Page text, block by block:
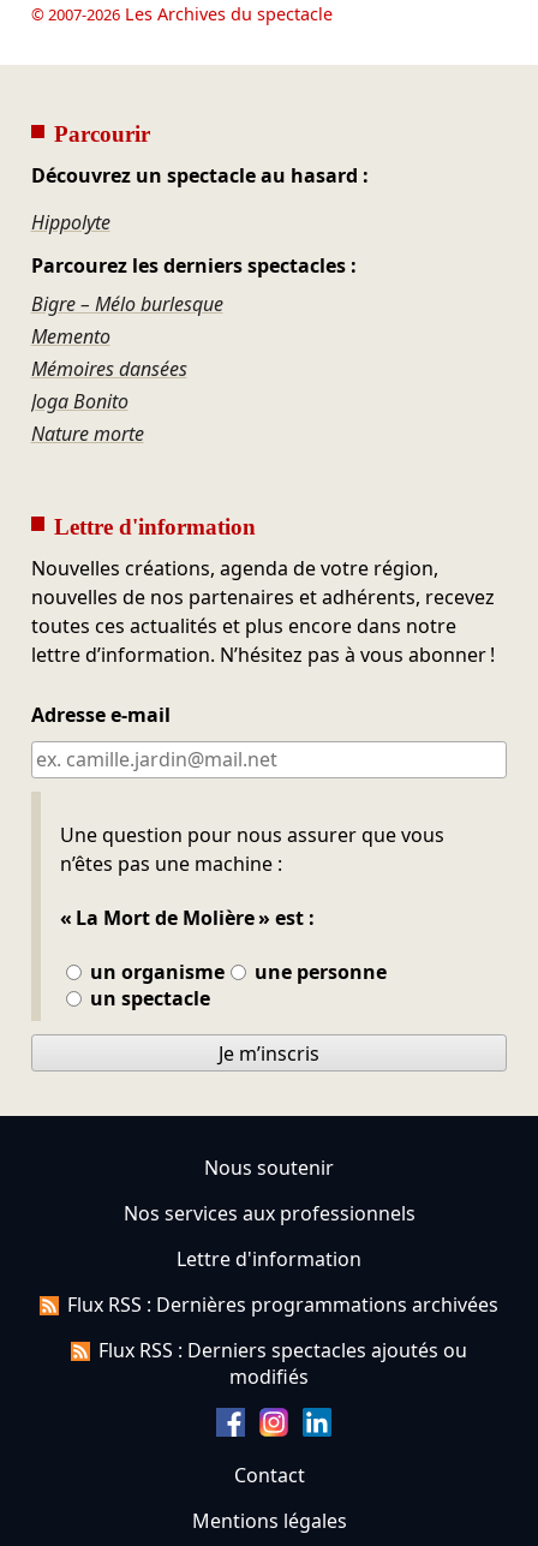
© 2007-2026Les Archives du spectacle
Parcourir
Découvrez un spectacle au hasard :
Hippolyte
Parcourez les derniers spectacles :
Bigre – Mélo burlesque
Memento
Mémoires dansées
Joga Bonito
Nature morte
Lettre d'information
Nouvelles créations, agenda de votre région,
nouvelles de nos partenaires et adhérents, recevez
toutes ces actualités et plus encore dans notre
lettre d’information. N’hésitez pas à vous abonner !
Adresse e-mail
Une question pour nous assurer que vous
n’êtes pas une machine :
« La Mort de Molière » est :
un organisme
une personne
un spectacle
Ne pas remplir
Je m’inscris
Nous soutenir
Nos services aux professionnels
Lettre d'information
Flux RSS : Dernières programmations archivées
Flux RSS : Derniers spectacles ajoutés ou
modifiés
Contact
Mentions légales